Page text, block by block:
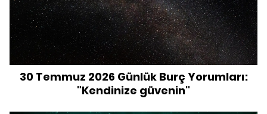
30 Temmuz 2026 Günlük Burç Yorumları:
"Kendinize güvenin"